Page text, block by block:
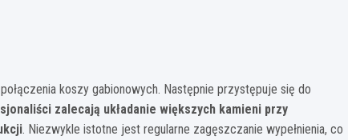
koszy gabionowych. Następnie przystępuje się do
zalecają układanie większych kamieni przy
. Niezwykle istotne jest regularne zagęszczanie wypełnienia, co